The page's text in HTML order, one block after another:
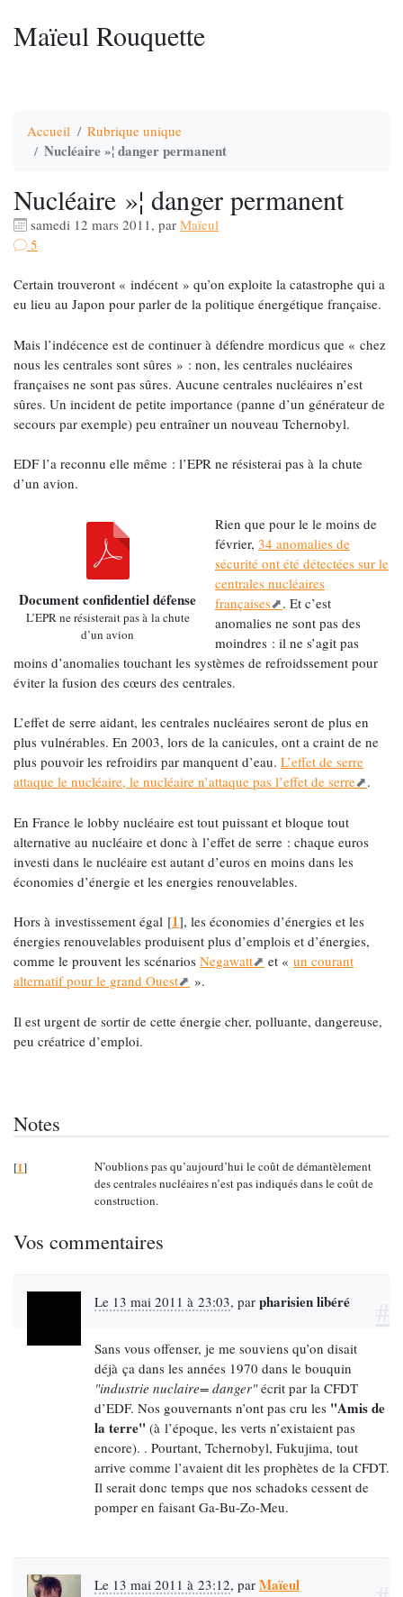
Maïeul Rouquette
Accueil Rubrique unique
Nucléaire »¦ danger permanent
Nucléaire »¦ danger permanent
samedi 12 mars 2011 , par Maïeul
5
Certain trouveront « indécent » qu’on exploite la catastrophe qui a
eu lieu au Japon pour parler de la politique énergétique française.
Mais l’indécence est de continuer à défendre mordicus que « chez
nous les centrales sont sûres » : non, les centrales nucléaires
françaises ne sont pas sûres. Aucune centrales nucléaires n’est
sûres. Un incident de petite importance (panne d’un générateur de
secours par exemple) peu entraîner un nouveau Tchernobyl.
EDF l’a reconnu elle même : l’EPR ne résisterai pas à la chute
d’un avion.
Document confidentiel défense
L’EPR ne résisterait pas à la chute
d’un avion
Rien que pour le le moins de
février, 34 anomalies de
sécurité ont été détectées sur le
centrales nucléaires
françaises
. Et c’est
anomalies ne sont pas des
moindres : il ne s’agit pas
moins d’anomalies touchant les systèmes de refroidssement pour
éviter la fusion des cœurs des centrales.
L’effet de serre aidant, les centrales nucléaires seront de plus en
plus vulnérables. En 2003, lors de la canicules, ont a craint de ne
plus pouvoir les refroidirs par manquent d’eau. L’effet de serre
attaque le nucléaire, le nucléaire n’attaque pas l’effet de serre
.
En France le lobby nucléaire est tout puissant et bloque tout
alternative au nucléaire et donc à l’effet de serre : chaque euros
investi dans le nucléaire est autant d’euros en moins dans les
économies d’énergie et les energies renouvelables.
Hors à investissement égal [1], les économies d’énergies et les
énergies renouvelables produisent plus d’emplois et d’énergies,
comme le prouvent les scénarios Negawatt et « un courant
alternatif pour le grand Ouest
».
Il est urgent de sortir de cette énergie cher, polluante, dangereuse,
peu créatrice d’emploi.
Notes
[1]
N’oublions pas qu’aujourd’hui le coût de démantèlement
des centrales nucléaires n’est pas indiqués dans le coût de
construction.
Vos commentaires
Le 13 mai 2011 à 23:03, par pharisien libéré
Sans vous offenser, je me souviens qu’on disait
déjà ça dans les années 1970 dans le bouquin
"industrie nuclaire= danger"écrit par la CFDT
d’EDF. Nos gouvernants n’ont pas cru les "Amis de
la terre" (à l’époque, les verts n’existaient pas
encore). . Pourtant, Tchernobyl, Fukujima, tout
arrive comme l’avaient dit les prophètes de la CFDT.
Il serait donc temps que nos schadoks cessent de
pomper en faisant Ga-Bu-Zo-Meu.
Le 13 mai 2011 à 23:12, par Maïeul